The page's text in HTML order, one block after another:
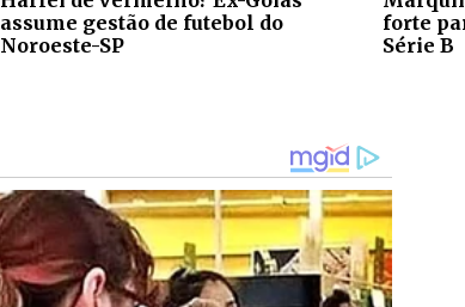
assume gestão de futebol do
Noroeste-SP
forte
Série B